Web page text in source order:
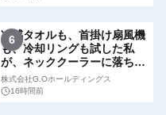
6
冷感タオルも、首掛け扇風機
も、冷却リングも試した私
が、ネッククーラーに落ち着
いた話。
株式会社G.Oホールディングス
16時間前